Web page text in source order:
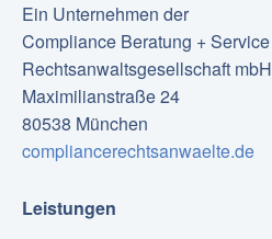
Ein Unternehmen der
Compliance Beratung + Service
Rechtsanwaltsgesellschaft mbH
Maximilianstraße 24
80538 München
compliancerechtsanwaelte.de
Leistungen